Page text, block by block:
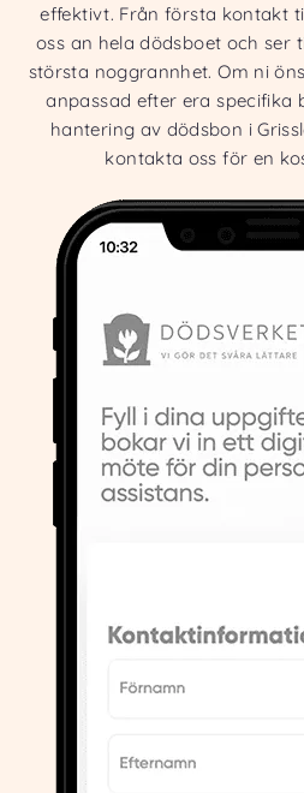
effektivt. Från första kontakt
oss an hela dödsboet och ser
största noggrannhet. Om ni
anpassad efter era specifika
hantering av dödsbon i
kontakta oss för en